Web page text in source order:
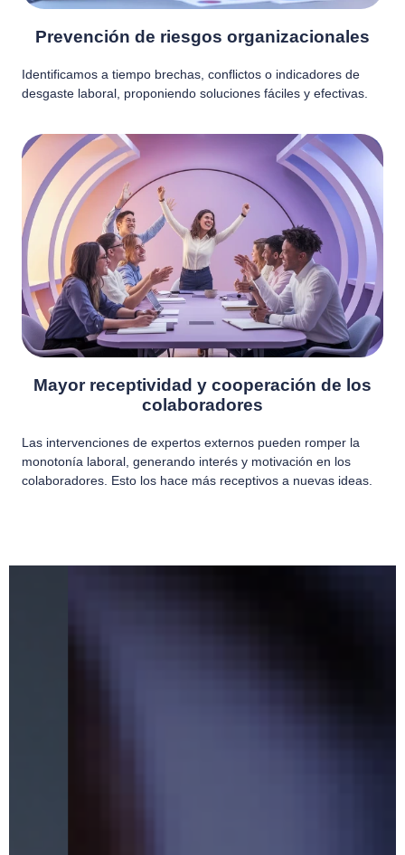
Prevención de riesgos organizacionales
Identificamos a tiempo brechas, conflictos o indicadores de
desgaste laboral, proponiendo soluciones fáciles y efectivas.
Mayor receptividad y cooperación de los
colaboradores
Las intervenciones de expertos externos pueden romper la
monotonía laboral, generando interés y motivación en los
colaboradores. Esto los hace más receptivos a nuevas ideas.